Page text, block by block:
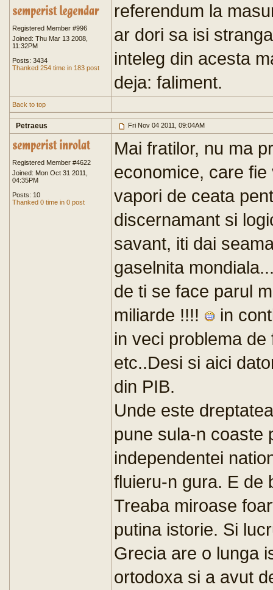
Registered Member #996
Joined: Thu Mar 13 2008,
11:32PM
Posts: 3434
Thanked 254 time in 183 post
referendum la
ar dori sa isi
inteleg din acesta
deja: faliment.
Back to top
Petraeus Fri Nov 04 2011, 09:04AM
Registered Member #4622
Joined: Mon Oct 31 2011,
04:35PM
Posts: 10
Thanked 0 time in 0 post
Mai fratilor, nu ma
economice, care
vapori de ceata
discernamant si
savant, iti dai
gaselnita
de ti se face parul
miliarde !!!!
in
in veci problema
etc..Desi si aici
din PIB.
Unde este
pune sula-n coaste
independentei
fluieru-n gura. E de
Treaba miroase
putina istorie. Si
Grecia are o lunga
ortodoxa si a avut